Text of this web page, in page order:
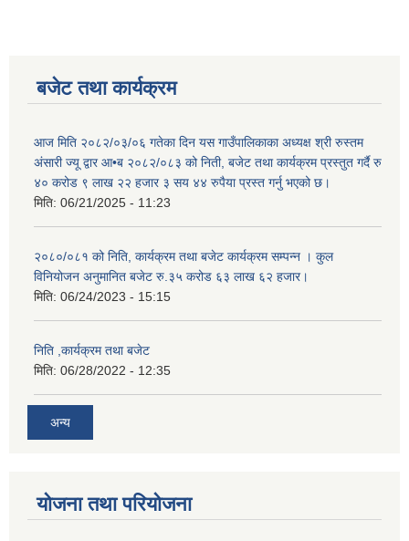
बजेट तथा कार्यक्रम
आज मिति २०८२/०३/०६ गतेका दिन यस गाउँपालिकाका अध्यक्ष श्री रुस्तम
अंसारी ज्यू द्वार आ•ब २०८२/०८३ को निती, बजेट तथा कार्यक्रम प्रस्तुत गर्दै रु
४० करोड ९ लाख २२ हजार ३ सय ४४ रुपैया प्रस्त गर्नु भएको छ।
मिति: 06/21/2025 - 11:23
२०८०/०८१ को निति, कार्यक्रम तथा बजेट कार्यक्रम सम्पन्न । कुल
विनियोजन अनुमानित बजेट रु.३५ करोड ६३ लाख ६२ हजार।
मिति: 06/24/2023 - 15:15
निति ,कार्यक्रम तथा बजेट
मिति: 06/28/2022 - 12:35
अन्य
योजना तथा परियोजना